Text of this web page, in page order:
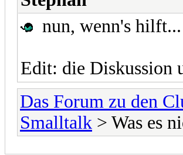
nun, wenn's hilft...
Edit: die Diskussion
Das Forum zu den
Smalltalk > Was es